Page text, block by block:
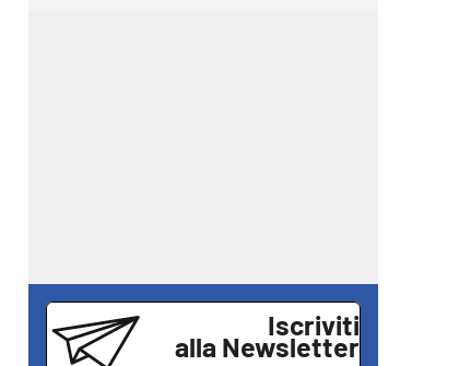
Iscriviti
alla Newsletter